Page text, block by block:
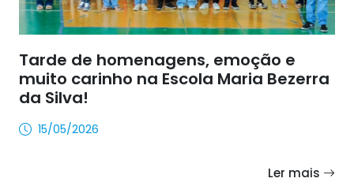
Tarde de homenagens, emoção e
muito carinho na Escola Maria Bezerra
da Silva!
15/05/2026
Ler mais